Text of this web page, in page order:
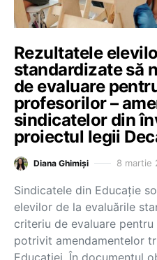
Rezultatele
standardizate să
de evaluare
profesorilor –
sindicatelor din
proiectul legii
Diana Ghimiși 8 martie
Sindicatele din Educație
elevilor de la evaluările
criteriu de evaluare
potrivit amendamentelor
Educației. În documentul